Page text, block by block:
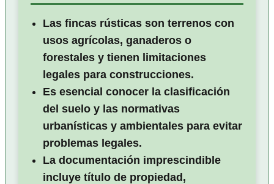
Las fincas rústicas son terrenos con
usos agrícolas, ganaderos o
forestales y tienen limitaciones
legales para construcciones.
Es esencial conocer la clasificación
del suelo y las normativas
urbanísticas y ambientales para evitar
problemas legales.
La documentación imprescindible
incluye título de propiedad,